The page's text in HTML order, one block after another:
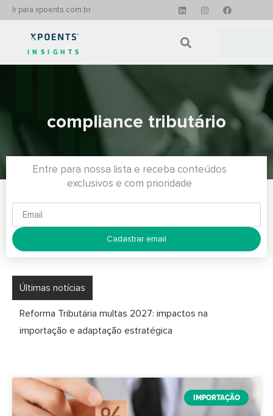
Ir para xpoents.com.br
INSIGHTS
compliance tributário
Entre para nossa lista e receba conteúdos
exclusivos e com prioridade
Cadastrar email
Últimas notícias
Simples Nacional na Importação: Nova Janela em
Setembro Impacta Planejamento para 2027
IMPORTAÇÃO